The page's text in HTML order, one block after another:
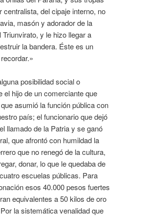
del cipaje interno, no
masón y adorador de la
y le hizo llegar a
la bandera. Éste es un
posibilidad social o
hijo de un comerciante que
asumió la función pública con
país; el funcionario que dejó
llamado de la Patria y se ganó
que afrontó con humildad la
que no renegó de la cultura,
donar, lo que le quedaba de
escuelas públicas. Para
esos 40.000 pesos fuertes
equivalentes a 50 kilos de oro
la sistemática venalidad que